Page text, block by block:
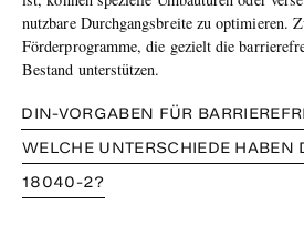
nutzbare Durchgangsbreite zu optimieren.
Förderprogramme, die gezielt die
Bestand unterstützen.
DIN-VORGABEN FÜR
WELCHE UNTERSCHIEDE
18040-2?